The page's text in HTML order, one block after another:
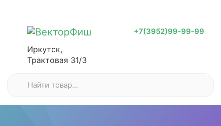
+7(3952)99-99-99
Иркутск,
Трактовая 31/3